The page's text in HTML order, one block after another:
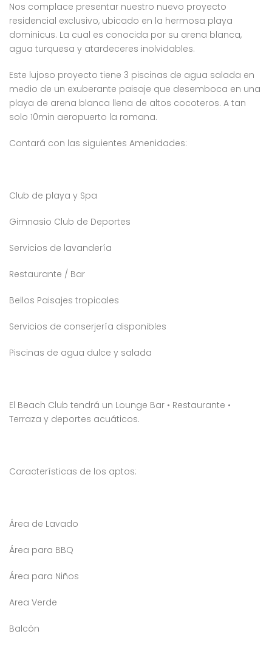
Nos complace presentar nuestro nuevo proyecto
residencial exclusivo, ubicado en la hermosa playa
dominicus. La cual es conocida por su arena blanca,
agua turquesa y atardeceres inolvidables.
Este lujoso proyecto tiene 3 piscinas de agua salada en
medio de un exuberante paisaje que desemboca en una
playa de arena blanca llena de altos cocoteros. A tan
solo 10min aeropuerto la romana.
Contará con las siguientes Amenidades:
Club de playa y Spa
Gimnasio Club de Deportes
Servicios de lavandería
Restaurante / Bar
Bellos Paisajes tropicales
Servicios de conserjería disponibles
Piscinas de agua dulce y salada
El Beach Club tendrá un Lounge Bar • Restaurante •
Terraza y deportes acuáticos.
Características de los aptos:
Área de Lavado
Área para BBQ
Área para Niños
Area Verde
Balcón
Venta Apartamento Residencial Amalia
RD$